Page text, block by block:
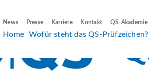
News Presse Karriere Kontakt QS-Akademie
Home Wofür steht das QS-Prüfzeichen?